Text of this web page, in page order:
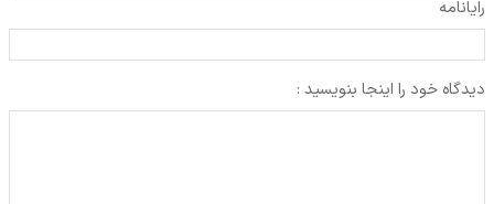
رایانامه
دیدگاه خود را اینجا بنویسید :